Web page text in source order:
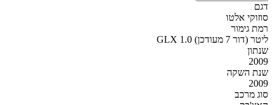
דגם
סוזוקי אלטו
רמת גימור
GLX 1.0 ליטר (דור 7 מעודכן)
שנתון
2009
שנת השקה
2009
סוג מרכב